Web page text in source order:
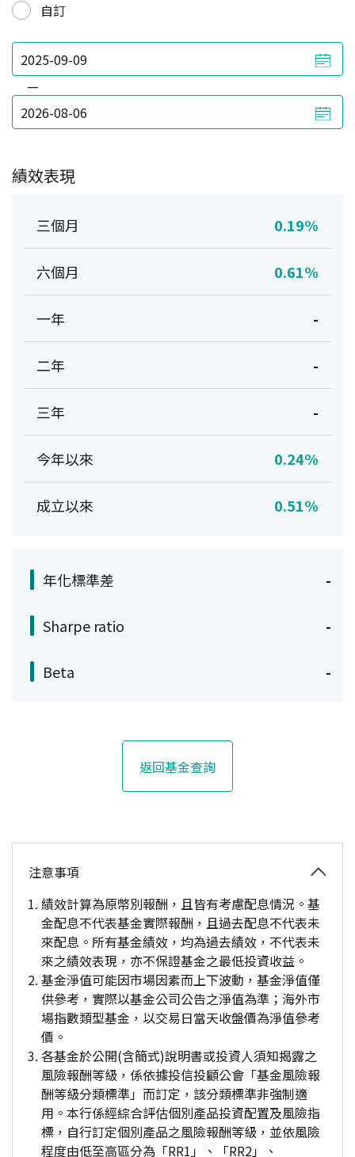
自訂
—
績效表現
三個月 0.19%
六個月 0.61%
一年 -
二年 -
三年 -
今年以來 0.24%
成立以來 0.51%
年化標準差 -
Sharpe ratio -
Beta -
返回基金查詢
注意事項
績效計算為原幣別報酬，且皆有考慮配息情況。基
金配息不代表基金實際報酬，且過去配息不代表未
來配息。所有基金績效，均為過去績效，不代表未
來之績效表現，亦不保證基金之最低投資收益。
基金淨值可能因市場因素而上下波動，基金淨值僅
供參考，實際以基金公司公告之淨值為準；海外市
場指數類型基金，以交易日當天收盤價為淨值參考
價。
各基金於公開(含簡式)說明書或投資人須知揭露之
風險報酬等級，係依據投信投顧公會「基金風險報
酬等級分類標準」而訂定，該分類標準非強制適
用。本行係經綜合評估個別產品投資配置及風險指
標，自行訂定個別產品之風險報酬等級，並依風險
程度由低至高區分為「RR1」、「RR2」、